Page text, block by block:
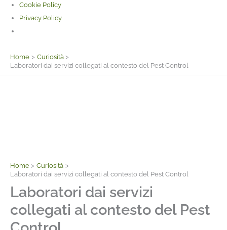
Cookie Policy
Privacy Policy
Home
Curiosità
Laboratori dai servizi collegati al contesto del Pest Control
Home
Curiosità
Laboratori dai servizi collegati al contesto del Pest Control
Laboratori dai servizi
collegati al contesto del Pest